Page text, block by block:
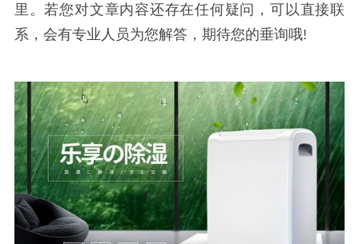
里。若您对文章内容还存在任何疑问，可以直接联
系，会有专业人员为您解答，期待您的垂询哦!